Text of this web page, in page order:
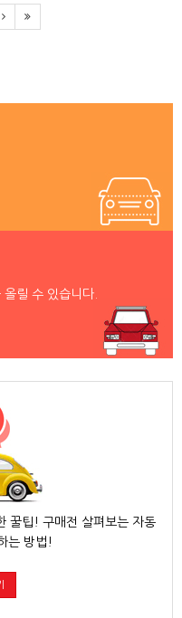
릴 수 있습니다.
꿀팁! 구매전 살펴보는 자동
는 방법!